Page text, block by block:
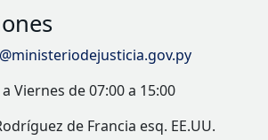
Viernes de 07:00 a 15:00
de Francia esq. EE.UU.